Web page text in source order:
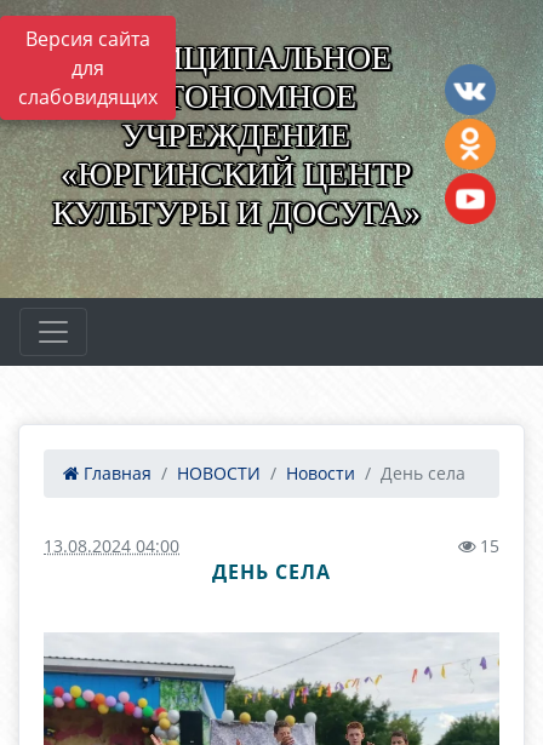
Версия сайта
для
слабовидящих
МУНИЦИПАЛЬНОЕ
АВТОНОМНОЕ
УЧРЕЖДЕНИЕ
«ЮРГИНСКИЙ ЦЕНТР
КУЛЬТУРЫ И ДОСУГА»
Главная НОВОСТИ Новости День села
13.08.2024 04:00 15
ДЕНЬ СЕЛА